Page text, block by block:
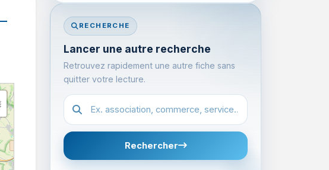
RECHERCHE
Lancer une autre recherche
Retrouvez rapidement une autre fiche sans
quitter votre lecture.
Recherche dans l'annuaire
Rechercher